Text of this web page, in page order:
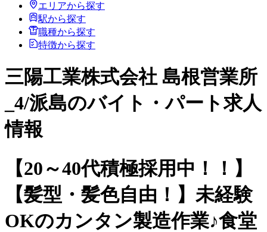
エリアから探す
駅から探す
職種から探す
特徴から探す
三陽工業株式会社 島根営業所
_4/派島のバイト・パート求人
情報
【20～40代積極採用中！！】
【髪型・髪色自由！】未経験
OKのカンタン製造作業♪食堂